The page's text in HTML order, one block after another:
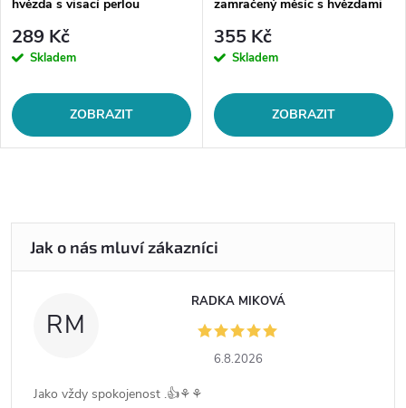
hvězda s visací perlou
289 Kč
Skladem
ZOBRAZIT
zamračený měsíc s hvězdami
355 Kč
Skladem
ZOBRAZIT
RM
RADKA MIKOVÁ
6.8.2026
Jako vždy spokojenost .👍⚘️⚘️